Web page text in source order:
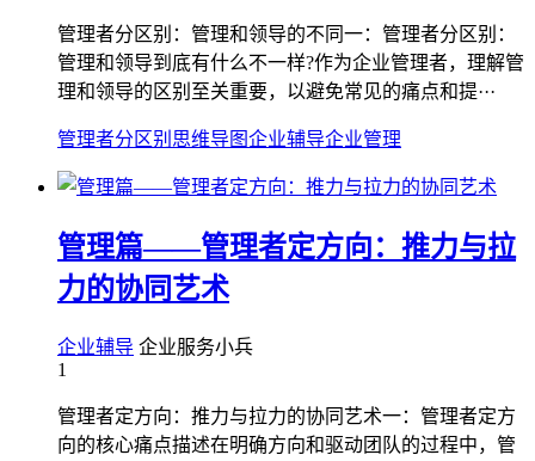
管理者分区别：管理和领导的不同一：管理者分区别：
管理和领导到底有什么不一样?作为企业管理者，理解管
理和领导的区别至关重要，以避免常见的痛点和提···
管理者分区别 思维导图企业辅导企业管理
管理篇——管理者定方向：推力与拉
力的协同艺术
企业辅导 企业服务小兵
1
管理者定方向：推力与拉力的协同艺术一：管理者定方
向的核心痛点描述在明确方向和驱动团队的过程中，管